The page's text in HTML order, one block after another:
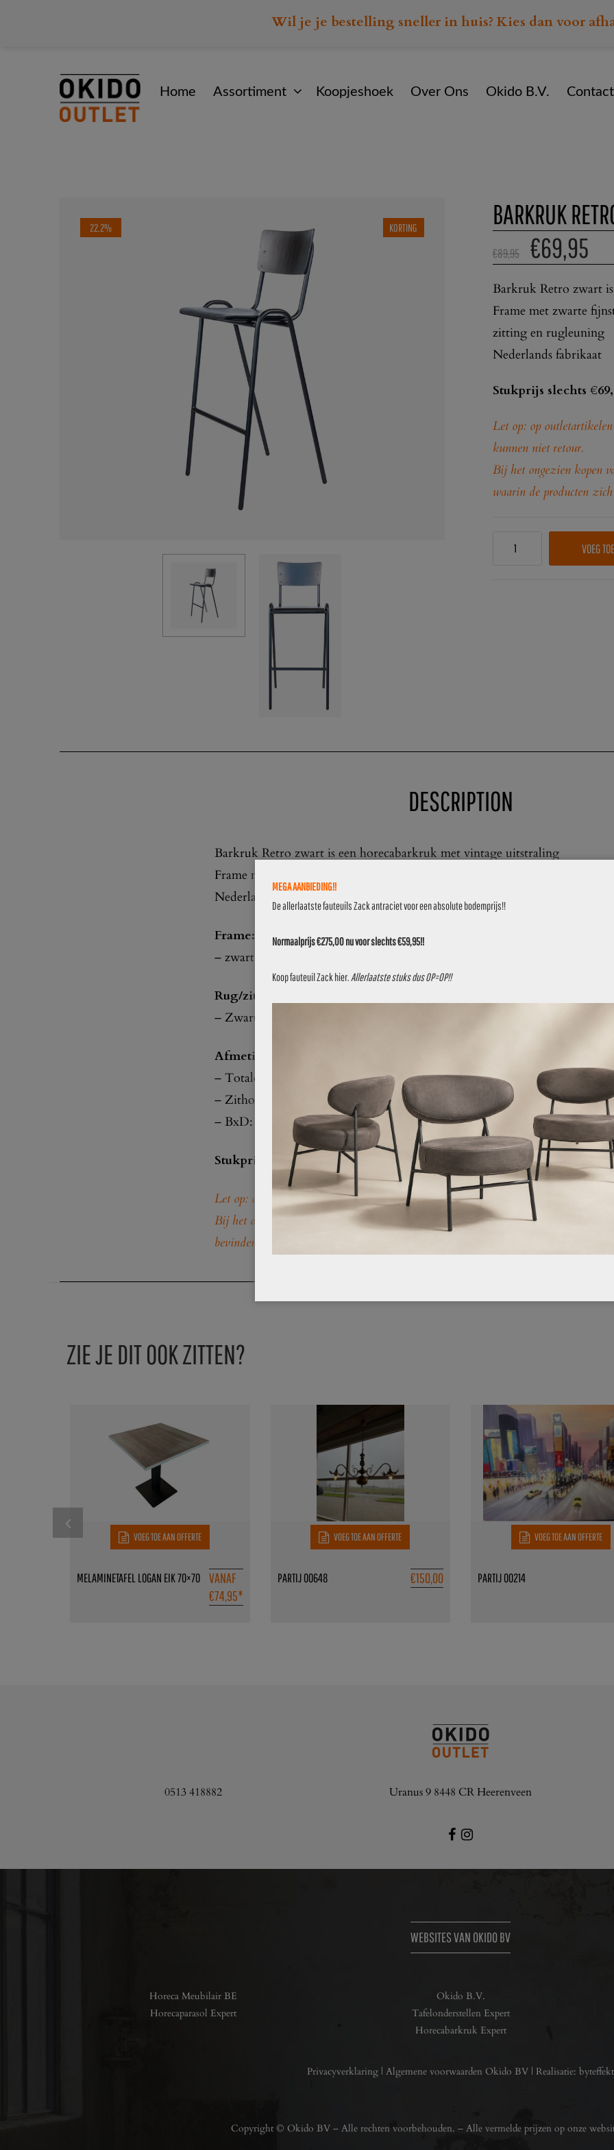
Wil je je bestelling sneller in huis? Kies dan voor
Home Assortiment Koopjeshoek Over Ons Okido B.V. Contact
22.2% KORTING BARKRUK
€89,95 €69,95
Barkruk Retro zwart
Frame met zwarte
zitting en rugleuning
Nederlands fabrikaat
Stukprijs slechts
Let op: op
kunnen niet retour.
Bij het ongezien kopen
waarin de producten
VOEG
DESCRIPTION
Barkruk Retro zwart is een horecabarkruk met vintage uitstraling
Frame met zwarte fijnstructuur en met zwart gebeitste houten zitting en
Nederlands fabrikaat
Frame:
– zwart fijnstructuur
Rug/zitting:
– Zwart gebeitst hout
Afmetingen:
– Totale hoogte: 108.5 cm
– Zithoogte: 80 cm
– BxD: 40×40 cm
Stukprijs slechts €69,95 (normaal €89,95)
Let op: op outletartikelen geven wij geen garantie en deze artikelen kunnen niet
Bij het ongezien kopen van outletartikelen gaat u akkoord met de staat waarin de
bevinden.
ZIE JE DIT OOK ZITTEN?
VOEG TOE AAN OFFERTE
VANAF
€74,95*
MELAMINETAFEL LOGAN EIK 70×70
VOEG TOE AAN OFFERTE
€150,00
PARTIJ 00648
VOEG TOE AAN OFFERTE
PARTIJ 00214
0513 418882 Uranus 9 8448 CR Heerenveen
WEBSITES VAN OKIDO BV
Horeca Meubilair BE
Horecaparasol Expert
Okido B.V.
Tafelonderstellen Expert
Horecabarkruk Expert
Privacyverklaring | Algemene voorwaarden Okido BV | Realisatie: byteffekt
Copyright © Okido BV – Alle rechten voorbehouden. – Alle vermelde prijzen op onze
MEGA AANBIEDING!!
De allerlaatste fauteuils Zack antraciet voor een absolute bodemprijs!!
Normaalprijs €275,00 nu voor slechts €59,95!!
Koop fauteuil Zackhier. Allerlaatste stuks dus OP=OP!!